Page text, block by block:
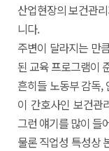
산업현장의 보건관
니다.
주변이 달라지는 만
된 교육 프로그램이
흔히들 노동부 감독,
이 간호사인 보건관
그런 얘기를 많이 들
물론 직업성 특성상